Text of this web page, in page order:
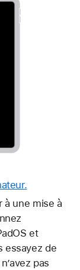
à une mise à
et
essayez de
pas